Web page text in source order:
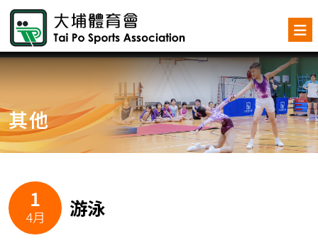
其他
1
4月 游泳